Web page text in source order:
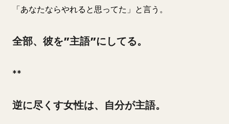
「あなたならやれると思ってた」と言う。
全部、彼を”主語”にしてる。
**
逆に尽くす女性は、自分が主語。